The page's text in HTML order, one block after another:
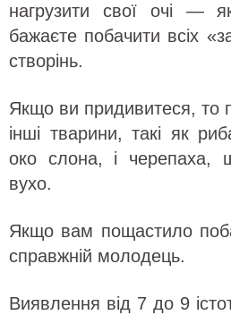
нагрузити свої очі —
бажаєте побачити всіх
створінь.
Якщо ви придивитеся, то
інші тварини, такі як
око слона, і черепаха,
вухо.
Якщо вам пощастило
справжній молодець.
Виявлення від 7 до 9